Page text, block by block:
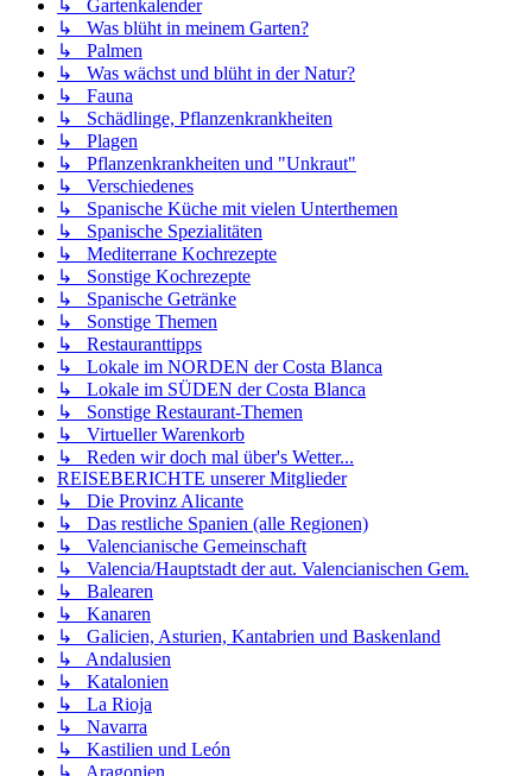
↳ Gartenkalender
↳ Was blüht in meinem Garten?
↳ Palmen
↳ Was wächst und blüht in der Natur?
↳ Fauna
↳ Schädlinge, Pflanzenkrankheiten
↳ Plagen
↳ Pflanzenkrankheiten und "Unkraut"
↳ Verschiedenes
↳ Spanische Küche mit vielen Unterthemen
↳ Spanische Spezialitäten
↳ Mediterrane Kochrezepte
↳ Sonstige Kochrezepte
↳ Spanische Getränke
↳ Sonstige Themen
↳ Restauranttipps
↳ Lokale im NORDEN der Costa Blanca
↳ Lokale im SÜDEN der Costa Blanca
↳ Sonstige Restaurant-Themen
↳ Virtueller Warenkorb
↳ Reden wir doch mal über's Wetter...
REISEBERICHTE unserer Mitglieder
↳ Die Provinz Alicante
↳ Das restliche Spanien (alle Regionen)
↳ Valencianische Gemeinschaft
↳ Valencia/Hauptstadt der aut. Valencianischen Gem.
↳ Balearen
↳ Kanaren
↳ Galicien, Asturien, Kantabrien und Baskenland
↳ Andalusien
↳ Katalonien
↳ La Rioja
↳ Navarra
↳ Kastilien und León
↳ Aragonien